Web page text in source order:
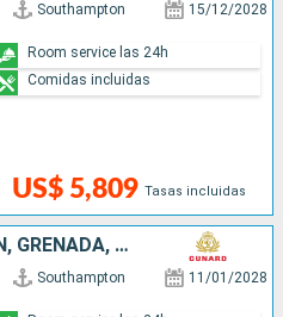
Southampton 15/12/2028
US$ 5,809 Tasas incluidas
Room service las 24h
Comidas incluidas
REINO UNIDO, SAN MARTÍN, GRENADA, SANTA LUCIA, BARBADOS, DOMINICA, ANTIGUA Y BARBUDA, PORTUGAL
Southampton 11/01/2028